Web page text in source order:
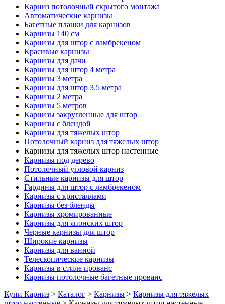
Карниз потолочный скрытого монтажа
Автоматические карнизы
Багетные планки для карнизов
Карнизы 140 см
Карнизы для штор с ламбрекеном
Красивые карнизы
Карнизы для дачи
Карнизы для штор 4 метра
Карнизы 3 метра
Карнизы для штор 3.5 метра
Карнизы 2 метра
Карнизы 5 метров
Карнизы закругленные для штор
Карнизы с блендой
Карнизы для тяжелых штор
Потолочный карниз для тяжелых штор
Карнизы для тяжелых штор настенные
Карнизы под дерево
Потолочный угловой карниз
Стильные карнизы для штор
Гардины для штор с ламбрекеном
Карнизы с кристаллами
Карнизы без бленды
Карнизы хромированные
Карнизы для японских штор
Черные карнизы для штор
Широкие карнизы
Карнизы для ванной
Телескопические карнизы
Карнизы в стиле прованс
Карнизы потолочные багетные прованс
Купи Карниз > Каталог > Карнизы > Карнизы для тяжелых